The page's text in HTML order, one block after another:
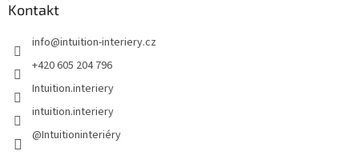
Kontakt
info@intuition-interiery.cz
+420 605 204 796
Intuition.interiery
intuition.interiery
@Intuitioninteriéry